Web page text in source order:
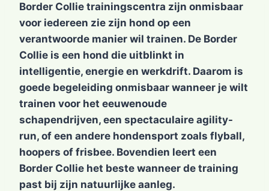
Border Collie trainingscentra zijn onmisbaar
voor iedereen zie zijn hond op een
verantwoorde manier wil trainen. De Border
Collie is een hond die uitblinkt in
intelligentie, energie en werkdrift. Daarom is
goede begeleiding onmisbaar wanneer je wilt
trainen voor het eeuwenoude
schapendrijven, een spectaculaire agility-
run, of een andere hondensport zoals flyball,
hoopers of frisbee. Bovendien leert een
Border Collie het beste wanneer de training
past bij zijn natuurlijke aanleg.